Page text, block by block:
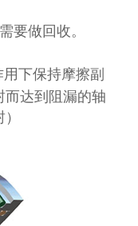
要做回收。
用下保持摩擦副
而达到阻漏的轴